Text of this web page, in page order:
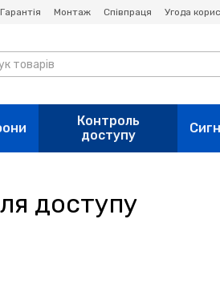
Гарантія Монтаж Співпраця Угода
Контроль
доступу
доступу